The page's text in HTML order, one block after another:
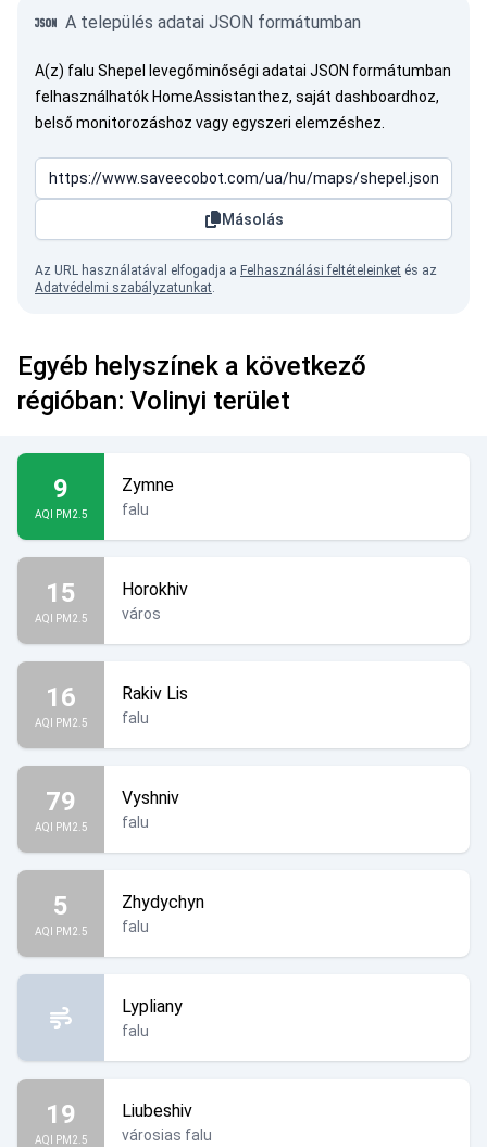
A település adatai JSON formátumban
A(z) falu Shepel levegőminőségi adatai JSON formátumban
felhasználhatók HomeAssistanthez, saját dashboardhoz,
belső monitorozáshoz vagy egyszeri elemzéshez.
Másolás
Az URL használatával elfogadja a Felhasználási feltételeinket és az
Adatvédelmi szabályzatunkat.
Egyéb helyszínek a következő
régióban: Volinyi terület
9
AQI PM2.5
Zymne
falu
15
AQI PM2.5
Horokhiv
város
16
AQI PM2.5
Rakiv Lis
falu
79
AQI PM2.5
Vyshniv
falu
5
AQI PM2.5
Zhydychyn
falu
Lypliany
falu
19
AQI PM2.5
Liubeshiv
városias falu